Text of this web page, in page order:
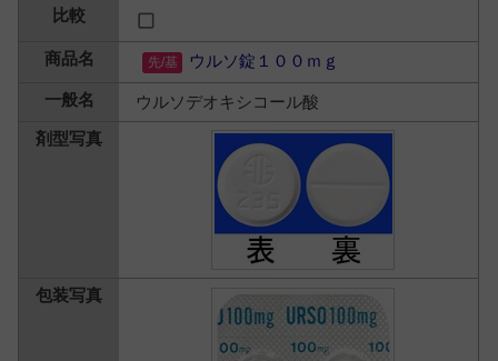
ウルソ錠１００ｍｇ
ウルソデオキシコール酸